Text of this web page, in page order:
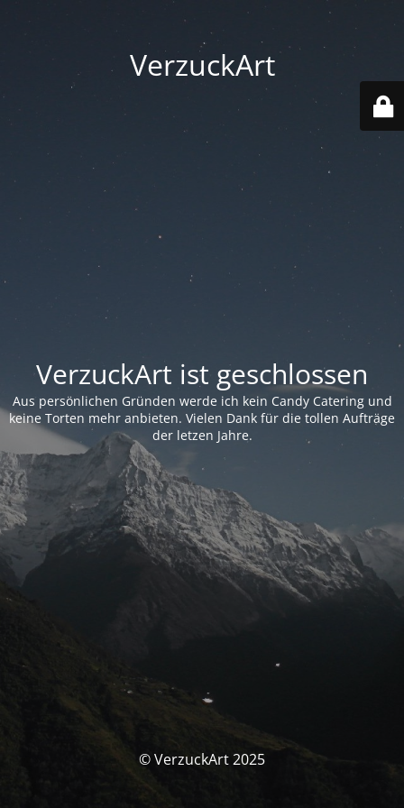
VerzuckArt
VerzuckArt ist geschlossen
Aus persönlichen Gründen werde ich kein Candy Catering und
keine Torten mehr anbieten. Vielen Dank für die tollen Aufträge
der letzen Jahre.
© VerzuckArt 2025